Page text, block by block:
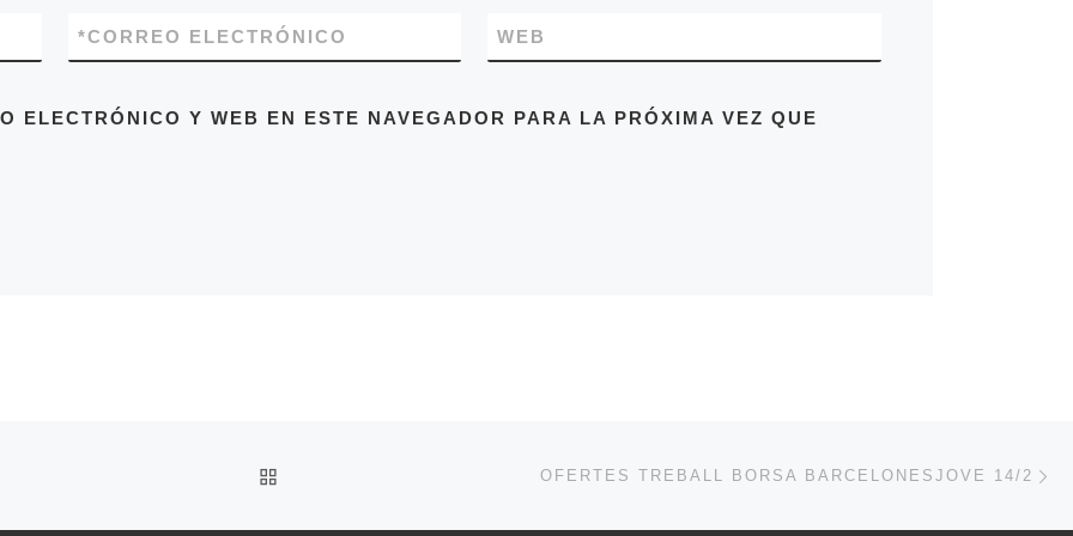
CORREO ELECTRÓNICO
* WEB
ELECTRÓNICO Y WEB EN ESTE NAVEGADOR PARA LA PRÓXIMA VEZ QUE
VOLVER A LA LISTA DE ENTRADASOFERTES TREBALL BORSA BARCELONESJOVE 14/2